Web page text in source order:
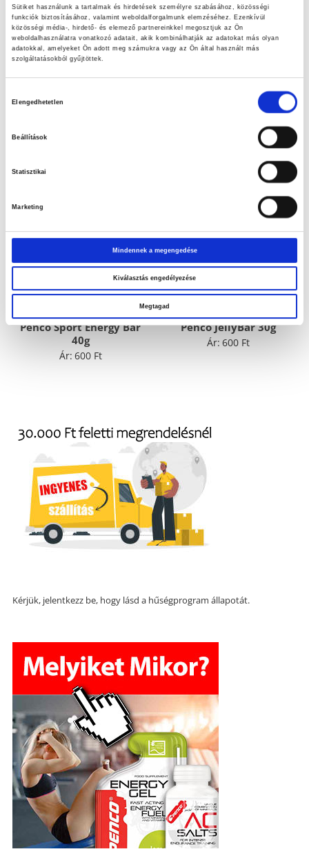
Sütiket használunk a tartalmak és hirdetések személyre szabásához, közösségi
funkciók biztosításához, valamint weboldalforgalmunk elemzéséhez. Ezenkívül
közösségi média-, hirdető- és elemező partnereinkkel megosztjuk az Ön
weboldalhasználatra vonatkozó adatait, akik kombinálhatják az adatokat más olyan
adatokkal, amelyeket Ön adott meg számukra vagy az Ön által használt más
szolgáltatásokból gyűjtöttek.
Elengedhetetlen
Beállítások
Statisztikai
Marketing
Mindennek a megengedése
Kiválasztás engedélyezése
Megtagad
Caffeine Gel Long Trail
Penco Energy Gel Long
1.140Ft
800 Ft
-
1.140 Ft
Penco Sport Energy Bar
40g
Ár: 600 Ft
Penco JellyBar 30g
Ár: 600 Ft
Kérjük, jelentkezz be, hogy lásd a hűségprogram állapotát.